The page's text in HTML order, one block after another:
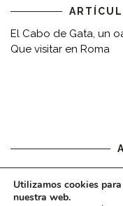
El Cabo de Gata, un
Que visitar en Roma
Aviso legal
Utilizamos cookies
nuestra web.